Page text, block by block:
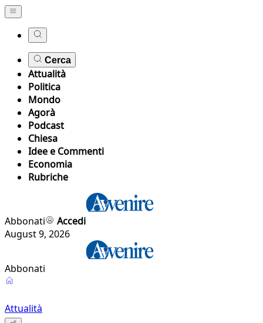
Cerca
Attualità
Politica
Mondo
Agorà
Podcast
Chiesa
Idee e Commenti
Economia
Rubriche
Abbonati
Accedi
August 9, 2026
Abbonati
Attualità